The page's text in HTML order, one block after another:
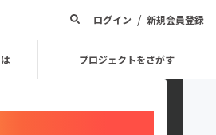
ログイン / 新規会員登録
プロジェクトをさがす